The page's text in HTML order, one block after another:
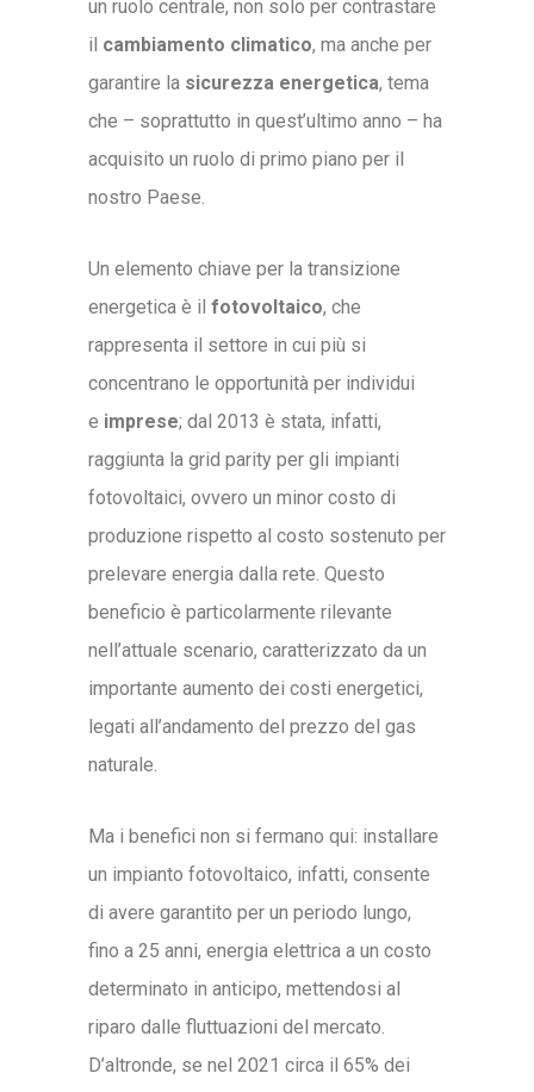
un ruolo centrale, non solo per contrastare
il cambiamento climatico, ma anche per
garantire la sicurezza energetica, tema
che – soprattutto in quest’ultimo anno – ha
acquisito un ruolo di primo piano per il
nostro Paese.
Un elemento chiave per la transizione
energetica è il fotovoltaico, che
rappresenta il settore in cui più si
concentrano le opportunità per individui
e imprese; dal 2013 è stata, infatti,
raggiunta la grid parity per gli impianti
fotovoltaici, ovvero un minor costo di
produzione rispetto al costo sostenuto per
prelevare energia dalla rete. Questo
beneficio è particolarmente rilevante
nell’attuale scenario, caratterizzato da un
importante aumento dei costi energetici,
legati all’andamento del prezzo del gas
naturale.
Ma i benefici non si fermano qui: installare
un impianto fotovoltaico, infatti, consente
di avere garantito per un periodo lungo,
fino a 25 anni, energia elettrica a un costo
determinato in anticipo, mettendosi al
riparo dalle fluttuazioni del mercato.
D’altronde, se nel 2021 circa il 65% dei